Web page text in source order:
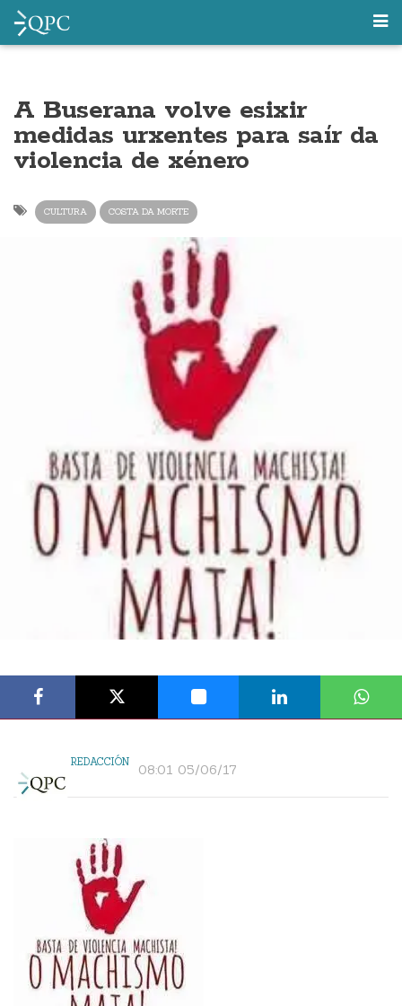
A Buserana volve esixir
medidas urxentes para saír da
violencia de xénero
CULTURA COSTA DA MORTE
REDACCIÓN 08:01 05/06/17